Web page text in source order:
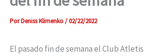
PorDeniss Klimenko/02/22/2022
El pasado fin de semana el Club